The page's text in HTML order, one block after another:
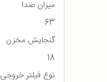
میزان صدا
63
گنجایش مخزن
18
نوع فیلتر خروجی